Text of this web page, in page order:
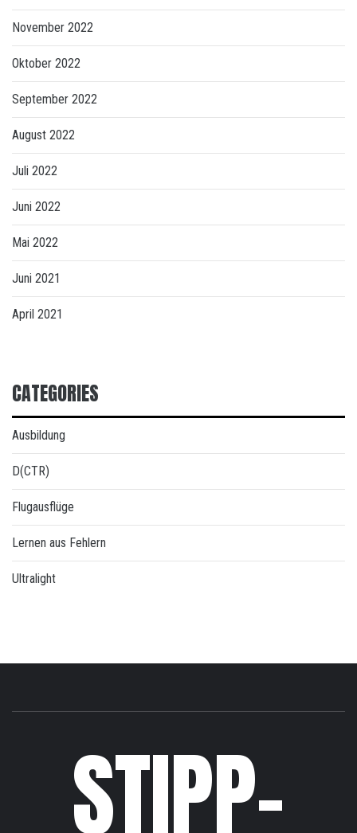
November 2022
Oktober 2022
September 2022
August 2022
Juli 2022
Juni 2022
Mai 2022
Juni 2021
April 2021
CATEGORIES
Ausbildung
D(CTR)
Flugausflüge
Lernen aus Fehlern
Ultralight
STIPP-